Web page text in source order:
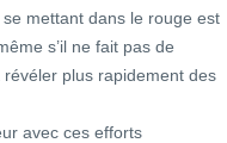
mettant dans le rouge est
s’il ne fait pas de
révéler plus rapidement des
avec ces efforts